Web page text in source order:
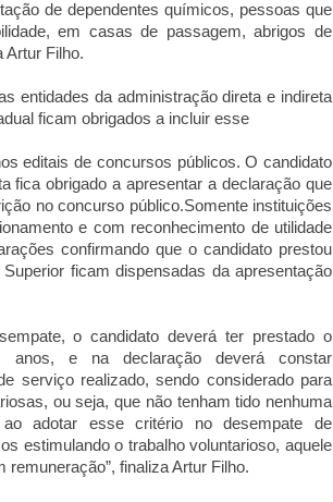
de dependentes químicos, pessoas que
em casas de passagem, abrigos de
Artur Filho.
entidades da administração direta e indireta
ficam obrigados a incluir esse
editais de concursos públicos. O candidato
fica obrigado a apresentar a declaração que
no concurso público.Somente instituições
e com reconhecimento de utilidade
confirmando que o candidato prestou
ficam dispensadas da apresentação
o candidato deverá ter prestado o
e na declaração deverá constar
serviço realizado, sendo considerado para
ou seja, que não tenham tido nenhuma
adotar esse critério no desempate de
estimulando o trabalho voluntarioso, aquele
finaliza Artur Filho.